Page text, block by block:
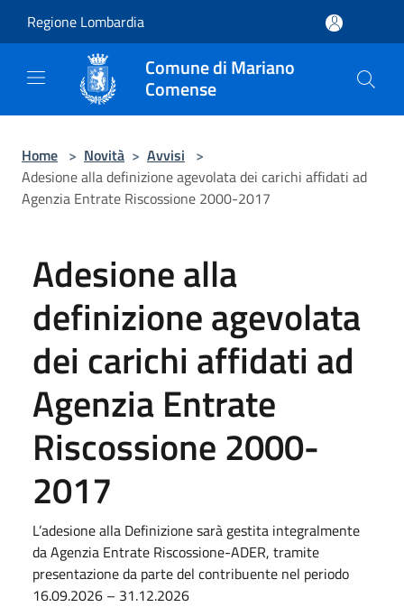
Regione Lombardia
Comune di Mariano
Comense
Home > Novità > Avvisi >
Adesione alla definizione agevolata dei carichi affidati ad
Agenzia Entrate Riscossione 2000-2017
Adesione alla
definizione agevolata
dei carichi affidati ad
Agenzia Entrate
Riscossione 2000-
2017
L’adesione alla Definizione sarà gestita integralmente
da Agenzia Entrate Riscossione-ADER, tramite
presentazione da parte del contribuente nel periodo
16.09.2026 – 31.12.2026